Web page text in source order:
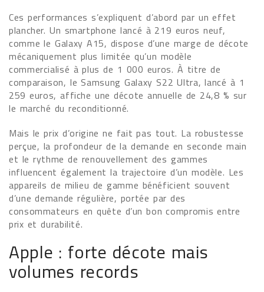
Ces performances s’expliquent d’abord par un effet
plancher. Un smartphone lancé à 219 euros neuf,
comme le Galaxy A15, dispose d’une marge de décote
mécaniquement plus limitée qu’un modèle
commercialisé à plus de 1 000 euros. À titre de
comparaison, le Samsung Galaxy S22 Ultra, lancé à 1
259 euros, affiche une décote annuelle de 24,8 % sur
le marché du reconditionné.
Mais le prix d’origine ne fait pas tout. La robustesse
perçue, la profondeur de la demande en seconde main
et le rythme de renouvellement des gammes
influencent également la trajectoire d’un modèle. Les
appareils de milieu de gamme bénéficient souvent
d’une demande régulière, portée par des
consommateurs en quête d’un bon compromis entre
prix et durabilité.
Apple : forte décote mais
volumes records